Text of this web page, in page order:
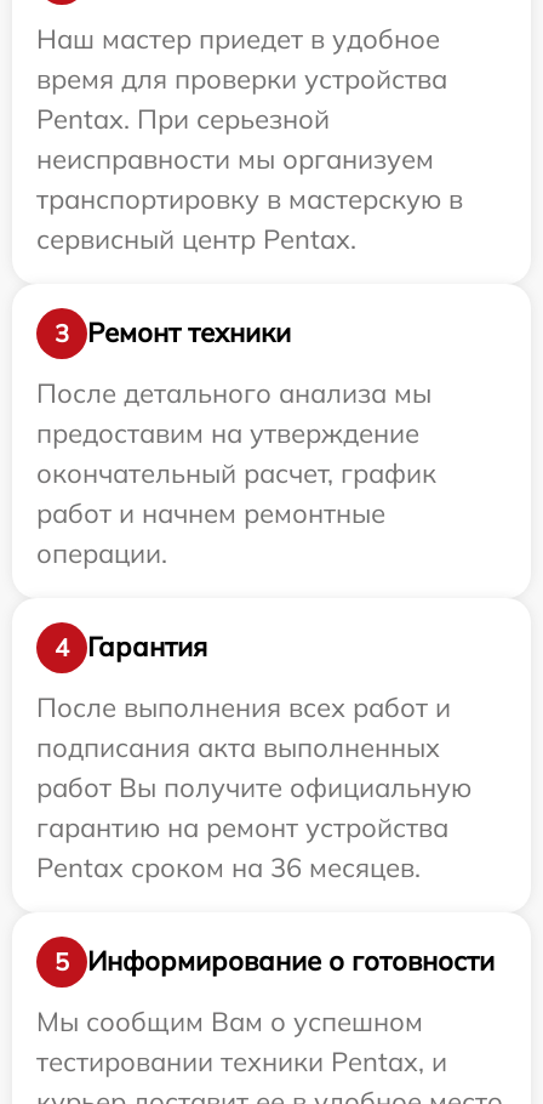
Наш мастер приедет в удобное
время для проверки устройства
Pentax. При серьезной
неисправности мы организуем
транспортировку в мастерскую в
сервисный центр Pentax.
3
Ремонт техники
После детального анализа мы
предоставим на утверждение
окончательный расчет, график
работ и начнем ремонтные
операции.
4
Гарантия
После выполнения всех работ и
подписания акта выполненных
работ Вы получите официальную
гарантию на ремонт устройства
Pentax сроком на 36 месяцев.
5
Информирование о готовности
Мы сообщим Вам о успешном
тестировании техники Pentax, и